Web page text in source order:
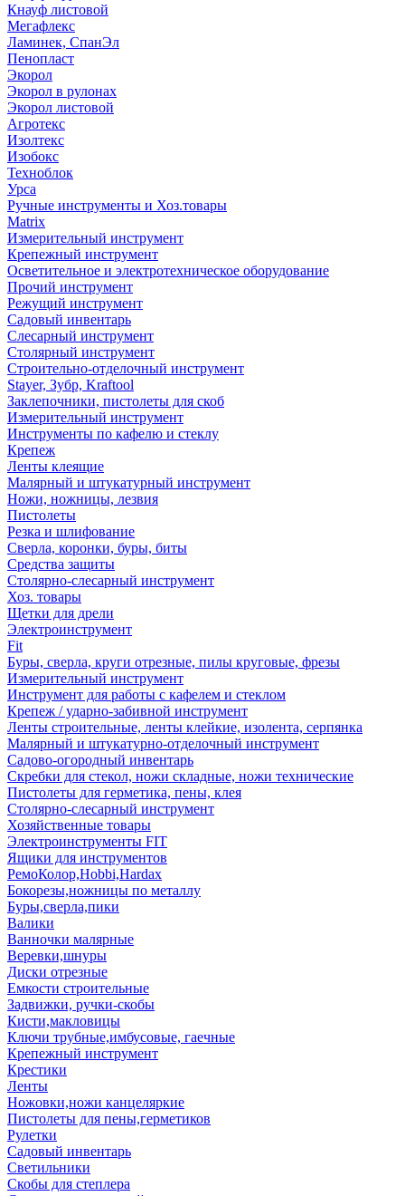
Кнауф листовой
Мегафлекс
Ламинек, СпанЭл
Пенопласт
Экорол
Экорол в рулонах
Экорол листовой
Агротекс
Изолтекс
Изобокс
Техноблок
Урса
Ручные инструменты и Хоз.товары
Matrix
Измерительный инструмент
Крепежный инструмент
Осветительное и электротехническое оборудование
Прочий инструмент
Режущий инструмент
Садовый инвентарь
Слесарный инструмент
Столярный инструмент
Строительно-отделочный инструмент
Stayer, Зубр, Kraftool
Заклепочники, пистолеты для скоб
Измерительный инструмент
Инструменты по кафелю и стеклу
Крепеж
Ленты клеящие
Малярный и штукатурный инструмент
Ножи, ножницы, лезвия
Пистолеты
Резка и шлифование
Сверла, коронки, буры, биты
Средства защиты
Столярно-слесарный инструмент
Хоз. товары
Щетки для дрели
Электроинструмент
Fit
Буры, сверла, круги отрезные, пилы круговые, фрезы
Измерительный инструмент
Инструмент для работы с кафелем и стеклом
Крепеж / ударно-забивной инструмент
Ленты строительные, ленты клейкие, изолента, серпянка
Малярный и штукатурно-отделочный инструмент
Садово-огородный инвентарь
Скребки для стекол, ножи складные, ножи технические
Пистолеты для герметика, пены, клея
Столярно-слесарный инструмент
Хозяйственные товары
Электроинструменты FIT
Ящики для инструментов
РемоКолор,Hobbi,Hardax
Бокорезы,ножницы по металлу
Буры,сверла,пики
Валики
Ванночки малярные
Веревки,шнуры
Диски отрезные
Емкости строительные
Задвижки, ручки-скобы
Кисти,макловицы
Ключи трубные,имбусовые, гаечные
Крепежный инструмент
Крестики
Ленты
Ножовки,ножи канцеляркие
Пистолеты для пены,герметиков
Рулетки
Садовый инвентарь
Светильники
Скобы для степлера